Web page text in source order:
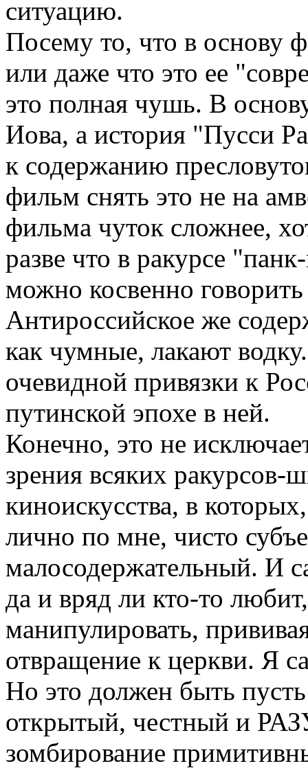
ситуацию.
Посему то, что в основу
или даже что это ее
это полная чушь. В
Иова, а история "Пусси
к содержанию
фильм снять это не на
фильма чуток сложнее,
разве что в ракурсе
можно косвенно
Антироссийское же
как чумные, лакают
очевидной привязки к
путинской эпохе в ней.
Конечно, это не
зрения всяких
киноискусства, в
лично по мне, чисто
малосодержательный. И
да и вряд ли кто-то
манипулировать,
отвращение к церкви. Я
Но это должен быть
открытый, честный и
зомбирование